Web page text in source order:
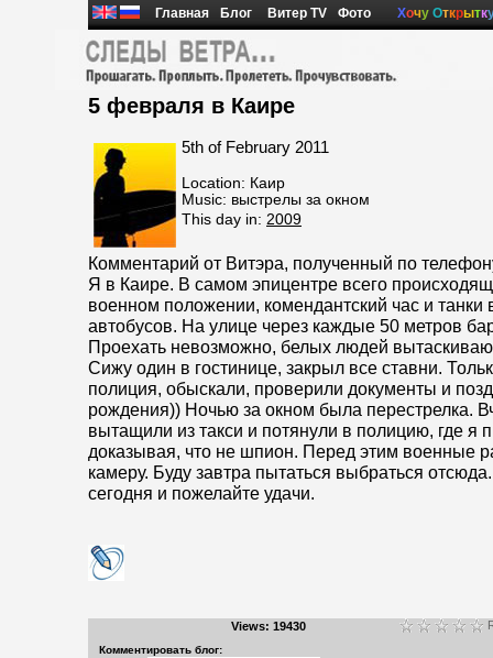
Главная Блог Витер TV Фото Хочу Открытк
5 февраля в Каире
5th of February 2011
Location: Каир
Music: выстрелы за окном
This day in: 2009
Комментарий от Витэра, полученный по
Я в Каире. В самом эпицентре всего
военном положении, комендантский час и танки
автобусов. На улице через каждые 50 метров
Проехать невозможно, белых людей
Сижу один в гостинице, закрыл все ставни.
полиция, обыскали, проверили документы и
рождения)) Ночью за окном была перестрелка.
вытащили из такси и потянули в полицию, где я
доказывая, что не шпион. Перед этим военные
камеру. Буду завтра пытаться выбраться
сегодня и пожелайте удачи.
Views: 19430
Комментировать блог: